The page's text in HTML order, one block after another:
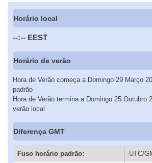
Horário local
--:-- EEST
Horário de verão
Hora de Verão começa a Domingo 29 Março
padrão
Hora de Verão termina a Domingo 25 Outubro
verão local
Diferença GMT
Fuso horário padrão:
UTC/